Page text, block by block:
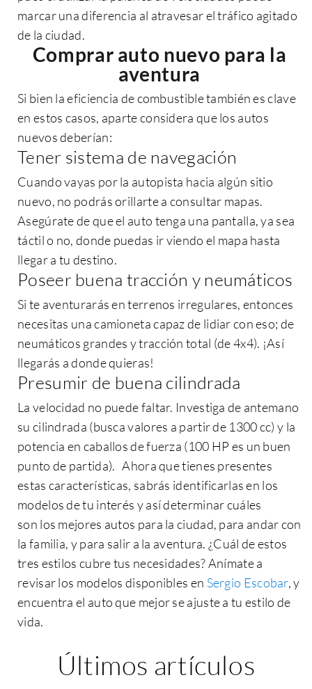
marcar una diferencia al atravesar el tráfico agitado
de la ciudad.
Comprar auto nuevo para la
aventura
Si bien la eficiencia de combustible también es clave
en estos casos, aparte considera que los autos
nuevosdeberían:
Tener sistema de navegación
Cuando vayas por la autopista hacia algún sitio
nuevo, no podrás orillarte a consultar mapas.
Asegúrate de que el auto tenga una pantalla, ya sea
táctil o no, donde puedas ir viendo el mapa hasta
llegar a tu destino.
Poseer buena tracción y neumáticos
Si te aventurarás en terrenos irregulares, entonces
necesitas una camioneta capaz de lidiar con eso; de
neumáticos grandes y tracción total (de 4x4). ¡Así
llegarás a donde quieras!
Presumir de buena cilindrada
La velocidad no puede faltar. Investiga de antemano
su cilindrada (busca valores a partir de 1300 cc) y la
potencia en caballos de fuerza (100 HP es un buen
punto de partida). Ahora que tienes presentes
estas características, sabrás identificarlas en los
modelos de tu interés y así determinar cuáles
son los mejores autos para la ciudad, para andar con
la familia, y para salir a la aventura. ¿Cuál de estos
tres estilos cubre tus necesidades? Anímate a
revisar los modelos disponibles en Sergio Escobar, y
encuentra el auto que mejor se ajuste a tu estilo de
vida.
Últimos artículos